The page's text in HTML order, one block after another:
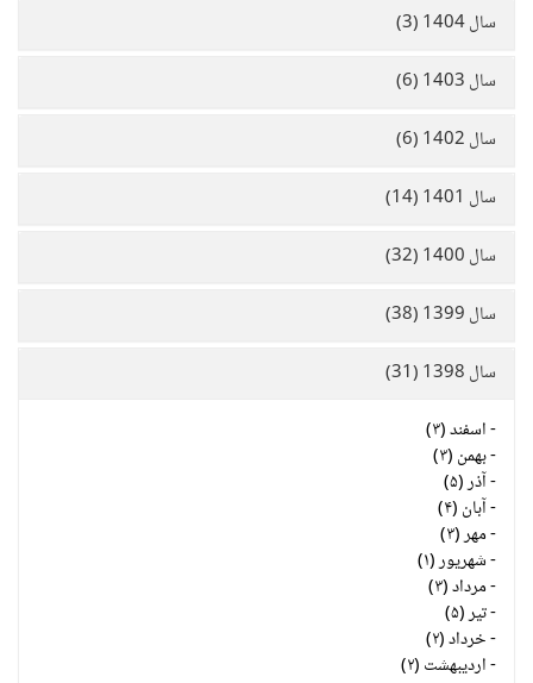
سال 1404 (3)
سال 1403 (6)
سال 1402 (6)
سال 1401 (14)
سال 1400 (32)
سال 1399 (38)
سال 1398 (31)
-اسفند (۳)
-بهمن (۳)
-آذر (۵)
-آبان (۴)
-مهر (۳)
-شهریور (۱)
-مرداد (۳)
-تیر (۵)
-خرداد (۲)
-اردیبهشت (۲)